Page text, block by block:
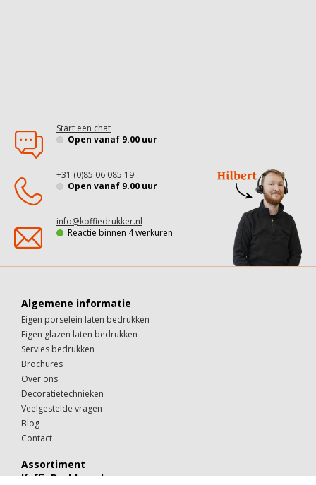
Start een chat
Open vanaf 9.00 uur
+31 (0)85 06 085 19
Open vanaf 9.00 uur
info@koffiedrukker.nl
Reactie binnen 4 werkuren
Algemene informatie
Eigen porselein laten bedrukken
Eigen glazen laten bedrukken
Servies bedrukken
Brochures
Over ons
Decoratietechnieken
Veelgestelde vragen
Blog
Contact
Assortiment
KoffieDrukker.nl